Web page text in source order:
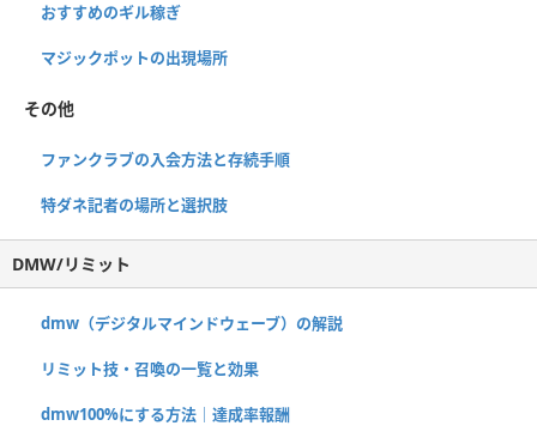
おすすめのギル稼ぎ
マジックポットの出現場所
その他
ファンクラブの入会方法と存続手順
特ダネ記者の場所と選択肢
DMW/リミット
dmw（デジタルマインドウェーブ）の解説
リミット技・召喚の一覧と効果
dmw100%にする方法｜達成率報酬